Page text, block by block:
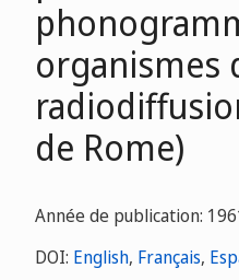
organismes
de Rome)
Année de publication:
DOI: English, Français,